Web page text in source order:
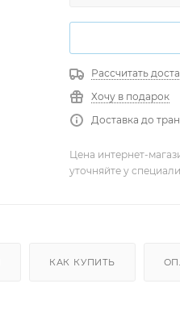
Рассчитать
Хочу в подарок
Доставка до
Цена интернет-
уточняйте у
КАК КУПИТЬ